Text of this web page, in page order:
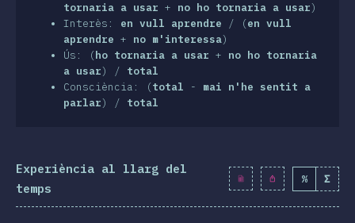
tornaria a usar + no ho tornaria a usar)
Interès: en vull aprendre / (en vull
aprendre + no m'interessa)
Ús: (ho tornaria a usar + no ho tornaria
a usar) / total
Consciència: (total - mai n'he sentit a
parlar) / total
Experiència al llarg del
temps
% Σ